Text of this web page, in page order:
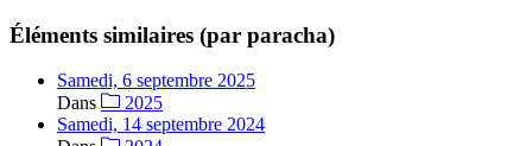
Éléments similaires (par paracha)
Samedi, 6 septembre 2025
Dans
2025
Samedi, 14 septembre 2024